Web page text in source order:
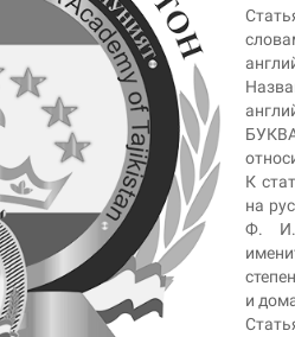
К
на
Ф. И.
и